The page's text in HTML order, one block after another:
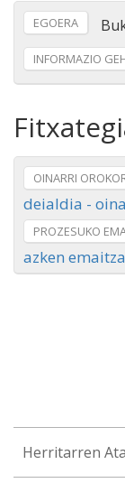
EGOERA
INFORMAZIO
OINARRI
deialdia -
PROZESUKO
azken
Herritarren